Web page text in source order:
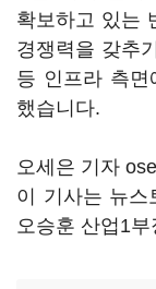
확보하고 있는
경쟁력을 갖추
등 인프라 측면
했습니다.
오세은 기자
이 기사는 뉴스
오승훈 산업1부